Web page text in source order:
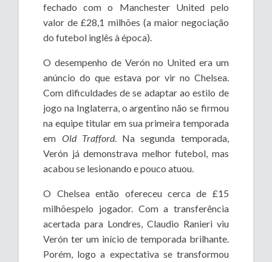
fechado com o Manchester United pelo
valor de £28,1 milhões (a maior negociação
do futebol inglês à época).
O desempenho de Verón no United era um
anúncio do que estava por vir no Chelsea.
Com dificuldades de se adaptar ao estilo de
jogo na Inglaterra, o argentino não se firmou
na equipe titular em sua primeira temporada
em Old Trafford. Na segunda temporada,
Verón já demonstrava melhor futebol, mas
acabou se lesionando e pouco atuou.
O Chelsea então ofereceu cerca de £15
milhõespelo jogador. Com a transferência
acertada para Londres, Claudio Ranieri viu
Verón ter um início de temporada brilhante.
Porém, logo a expectativa se transformou